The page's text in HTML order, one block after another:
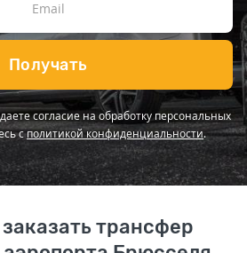
Получать
согласие на обработку персональных
сполитикой конфиденциальности.
трансфер